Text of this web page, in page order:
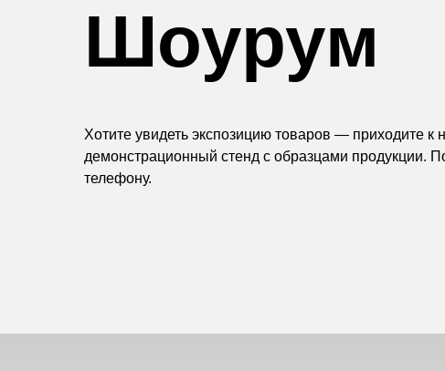
Шоурум
Хотите увидеть экспозицию товаров — приходите к
демонстрационный стенд с образцами продукции.
телефону.